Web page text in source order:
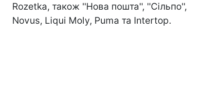
Rozetka, також ''Нова пошта'', ''Сільпо'',
Novus, Liqui Moly, Puma та Intertop.